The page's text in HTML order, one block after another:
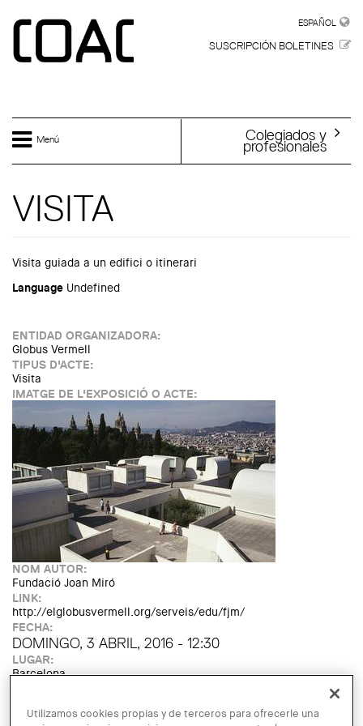
ESPAÑOL
SUSCRIPCIÓN BOLETINES
Menú Colegiados y
profesionales
VISITA
Visita guiada a un edifici o itinerari
Language Undefined
ENTIDAD ORGANIZADORA:
Globus Vermell
TIPUS D'ACTE:
Visita
IMATGE DE L'EXPOSICIÓ O ACTE:
NOM AUTOR:
Fundació Joan Miró
LINK:
http://elglobusvermell.org/serveis/edu/fjm/
FECHA:
DOMINGO, 3 ABRIL, 2016 - 12:30
LUGAR:
Barcelona
about Visita guiada a l'edifici de la Fundació Joan Miró
Utilizamos cookies propias y de terceros para ofrecerle una